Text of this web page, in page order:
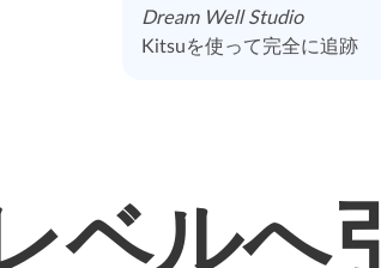
Dream Well Studio
Kitsuを使って完全に追跡
ベルへ引